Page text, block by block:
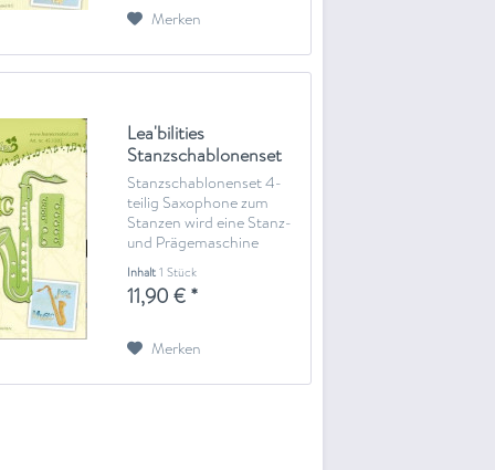
Merken
Lea'bilities
Stanzschablonenset
Saxophone 45.1505
Stanzschablonenset 4-
teilig Saxophone zum
Stanzen wird eine Stanz-
und Prägemaschine
benötigte (Big Shot oder
ähnliches)
Inhalt1 Stück
11,90 € *
Merken